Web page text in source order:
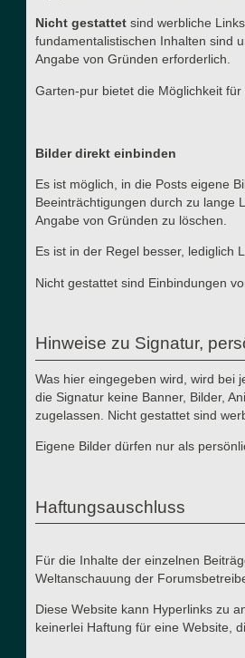
Nicht gestattet sind werbliche
fundamentalistischen Inhalten sind
Angabe von Gründen erforderlich.
Garten-pur bietet die Möglichkeit
Bilder direkt einbinden
Es ist möglich, in die Posts eigene
Beeinträchtigungen durch zu lange
Angabe von Gründen zu löschen.
Es ist in der Regel besser, lediglich
Nicht gestattet sind Einbindungen
Hinweise zu Signatur,
Was hier eingegeben wird, wird bei
die Signatur keine Banner, Bilder,
zugelassen. Nicht gestattet sind
Eigene Bilder dürfen nur als
Haftungsauschluss
Für die Inhalte der einzelnen
Weltanschauung der
Diese Website kann Hyperlinks zu
keinerlei Haftung für eine Website,